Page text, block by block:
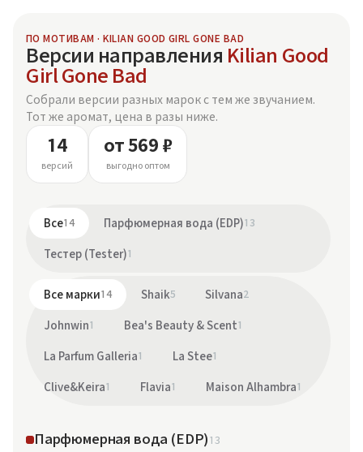
ПО МОТИВАМ · KILIAN GOOD GIRL GONE BAD
Версии направления Kilian Good
Girl Gone Bad
Собрали версии разных марок с тем же звучанием.
Тот же аромат, цена в разы ниже.
14
версий
от 569 ₽
выгодно оптом
Все14 Парфюмерная вода (EDP)13
Тестер (Tester)1
Все марки14 Shaik5 Silvana2
Johnwin1 Bea's Beauty & Scent1
La Parfum Galleria1 La Stee1
Clive&Keira1 Flavia1 Maison Alhambra1
Парфюмерная вода (EDP)13